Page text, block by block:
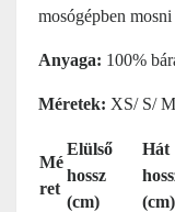
mosógépben
Anyaga: 100%
Méretek: XS/ S/
Mé
ret
Elülső
hossz
(cm)
Hát
(cm)